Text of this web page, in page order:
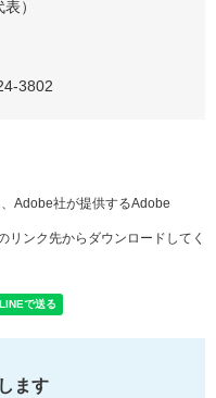
表）
3802
Adobe社が提供するAdobe
ンク先からダウンロードしてく
ます